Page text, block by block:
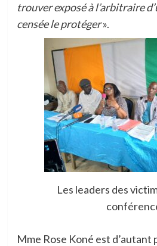
trouver exposé à l’arbitraire
censée le protéger».
Les leaders des
Mme Rose Koné est d’autant